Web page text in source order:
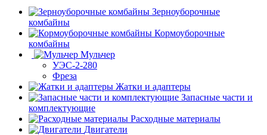
Зерноуборочные
комбайны
Кормоуборочные
комбайны
Мульчер
УЭС-2-280
Фреза
Жатки и адаптеры
Запасные части и
комплектующие
Расходные материалы
Двигатели